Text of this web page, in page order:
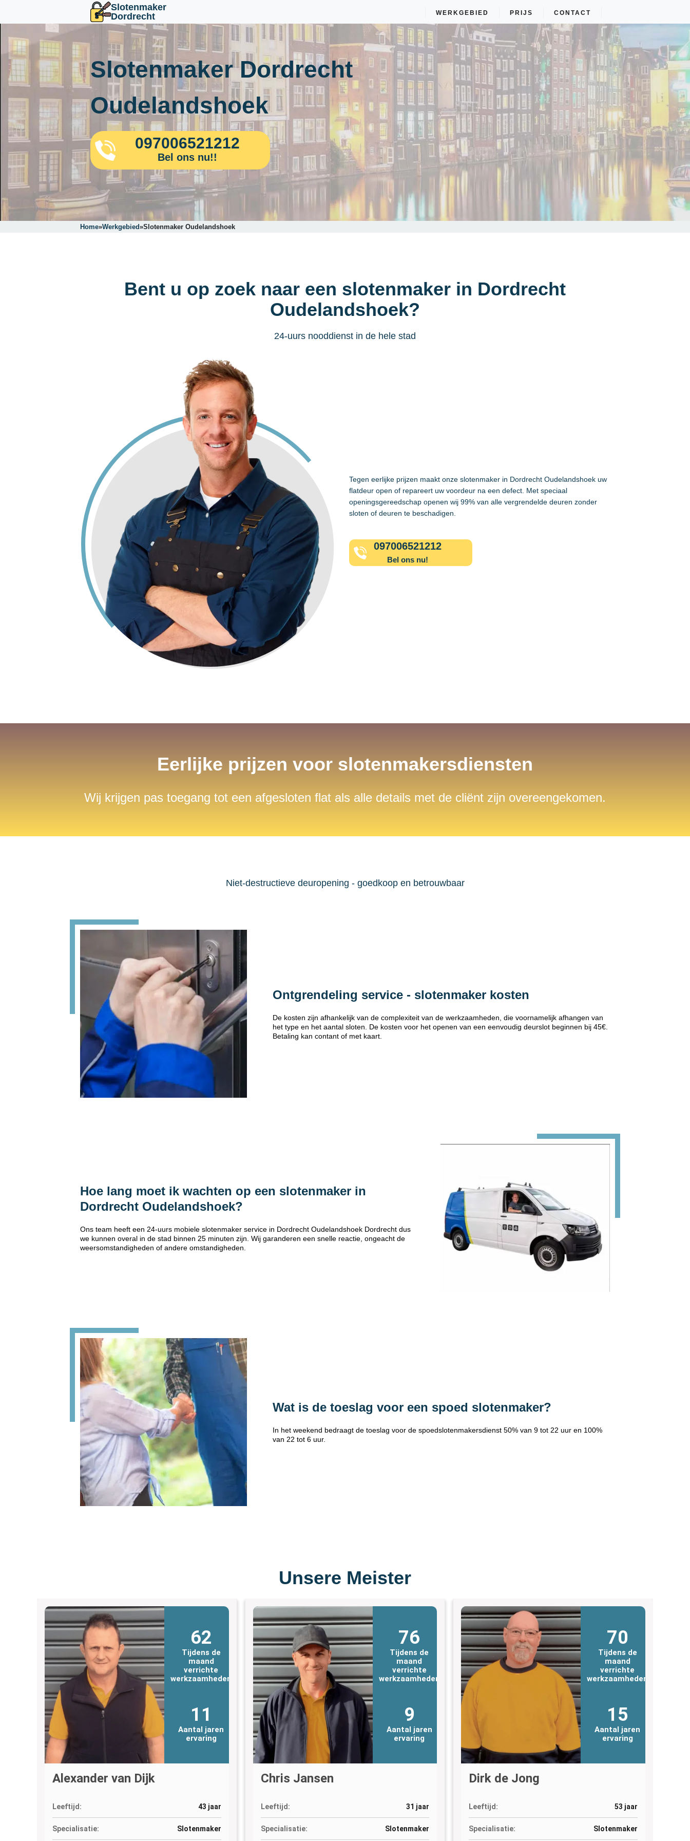
Slotenmaker
Dordrecht
WERKGEBIED PRIJS CONTACT
Slotenmaker Dordrecht
Oudelandshoek
097006521212
Bel ons nu!!
Home»Werkgebied»Slotenmaker Oudelandshoek
Bent u op zoek naar een slotenmaker in Dordrecht
Oudelandshoek?
24-uurs nooddienst in de hele stad
Tegen eerlijke prijzen maakt onze slotenmaker in Dordrecht Oudelandshoek uw
flatdeur open of repareert uw voordeur na een defect. Met speciaal
openingsgereedschap openen wij 99% van alle vergrendelde deuren zonder
sloten of deuren te beschadigen.
097006521212
Bel ons nu!
Eerlijke prijzen voor slotenmakersdiensten
Wij krijgen pas toegang tot een afgesloten flat als alle details met de cliënt zijn overeengekomen.
Niet-destructieve deuropening - goedkoop en betrouwbaar
Ontgrendeling service - slotenmaker kosten
De kosten zijn afhankelijk van de complexiteit van de werkzaamheden, die voornamelijk afhangen van
het type en het aantal sloten. De kosten voor het openen van een eenvoudig deurslot beginnen bij 45€.
Betaling kan contant of met kaart.
Hoe lang moet ik wachten op een slotenmaker in
Dordrecht Oudelandshoek?
Ons team heeft een 24-uurs mobiele slotenmaker service in Dordrecht Oudelandshoek Dordrecht dus
we kunnen overal in de stad binnen 25 minuten zijn. Wij garanderen een snelle reactie, ongeacht de
weersomstandigheden of andere omstandigheden.
Wat is de toeslag voor een spoed slotenmaker?
In het weekend bedraagt de toeslag voor de spoedslotenmakersdienst 50% van 9 tot 22 uur en 100%
van 22 tot 6 uur.
Unsere Meister
62
Tijdens de
maand
verrichte
werkzaamheden
11
Aantal jaren
ervaring
Alexander van Dijk
Leeftijd: 43 jaar
Specialisatie: Slotenmaker
76
Tijdens de
maand
verrichte
werkzaamheden
9
Aantal jaren
ervaring
Chris Jansen
Leeftijd: 31 jaar
Specialisatie: Slotenmaker
70
Tijdens de
maand
verrichte
werkzaamheden
15
Aantal jaren
ervaring
Dirk de Jong
Leeftijd: 53 jaar
Specialisatie: Slotenmaker